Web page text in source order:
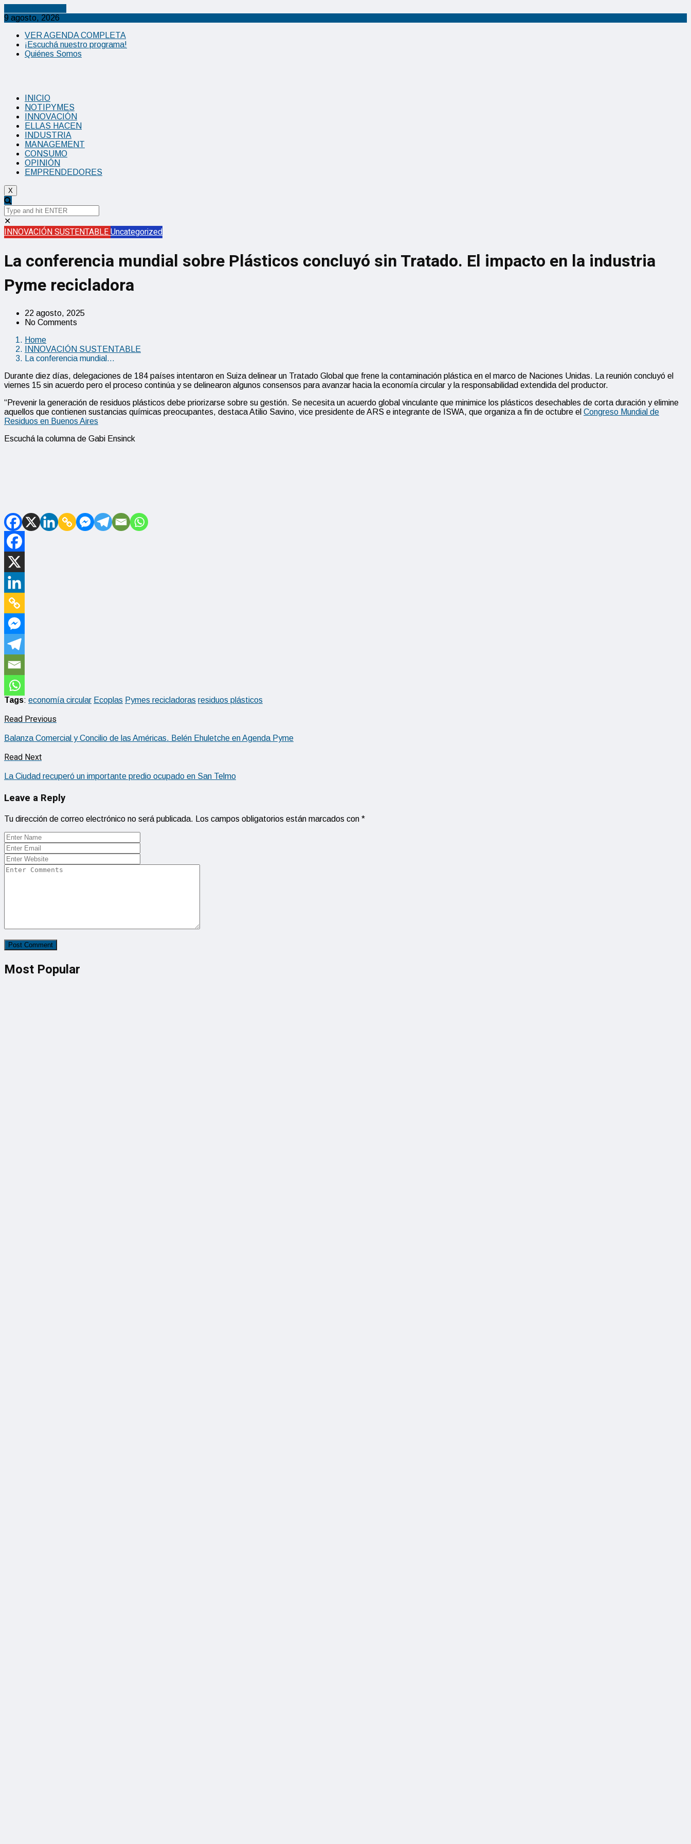
9 agosto, 2026
VER AGENDA COMPLETA
¡Escuchá nuestro programa!
Quiénes Somos
INICIO
NOTIPYMES
INNOVACIÓN
ELLAS HACEN
INDUSTRIA
MANAGEMENT
CONSUMO
OPINIÓN
EMPRENDEDORES
X
✕
INNOVACIÓN SUSTENTABLEUncategorized
La conferencia mundial sobre Plásticos concluyó sin Tratado. El impacto en la industria
Pyme recicladora
22 agosto, 2025
No Comments
Home
INNOVACIÓN SUSTENTABLE
La conferencia mundial…
Durante diez días, delegaciones de 184 países intentaron en Suiza delinear un Tratado Global que frene la contaminación plástica en el marco de Naciones Unidas. La reunión concluyó el
viernes 15 sin acuerdo pero el proceso continúa y se delinearon algunos consensos para avanzar hacia la economía circular y la responsabilidad extendida del productor.
“Prevenir la generación de residuos plásticos debe priorizarse sobre su gestión. Se necesita un acuerdo global vinculante que minimice los plásticos desechables de corta duración y elimine
aquellos que contienen sustancias químicas preocupantes, destaca Atilio Savino, vice presidente de ARS e integrante de ISWA, que organiza a fin de octubre el Congreso Mundial de
Residuos en Buenos Aires
Escuchá la columna de Gabi Ensinck
Tags: economía circular Ecoplas Pymes recicladoras residuos plásticos
Read Previous
Balanza Comercial y Concilio de las Américas. Belén Ehuletche en Agenda Pyme
Read Next
La Ciudad recuperó un importante predio ocupado en San Telmo
Leave a Reply
Tu dirección de correo electrónico no será publicada. Los campos obligatorios están marcados con *
Most Popular